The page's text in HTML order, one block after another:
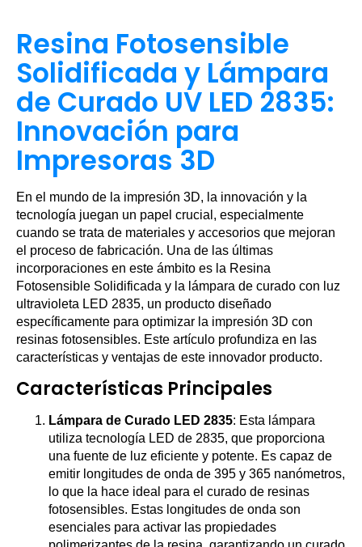
Resina Fotosensible
Solidificada y Lámpara
de Curado UV LED 2835:
Innovación para
Impresoras 3D
En el mundo de la impresión 3D, la innovación y la
tecnología juegan un papel crucial, especialmente
cuando se trata de materiales y accesorios que mejoran
el proceso de fabricación. Una de las últimas
incorporaciones en este ámbito es la Resina
Fotosensible Solidificada y la lámpara de curado con luz
ultravioleta LED 2835, un producto diseñado
específicamente para optimizar la impresión 3D con
resinas fotosensibles. Este artículo profundiza en las
características y ventajas de este innovador producto.
Características Principales
Lámpara de Curado LED 2835: Esta lámpara
utiliza tecnología LED de 2835, que proporciona
una fuente de luz eficiente y potente. Es capaz de
emitir longitudes de onda de 395 y 365 nanómetros,
lo que la hace ideal para el curado de resinas
fotosensibles. Estas longitudes de onda son
esenciales para activar las propiedades